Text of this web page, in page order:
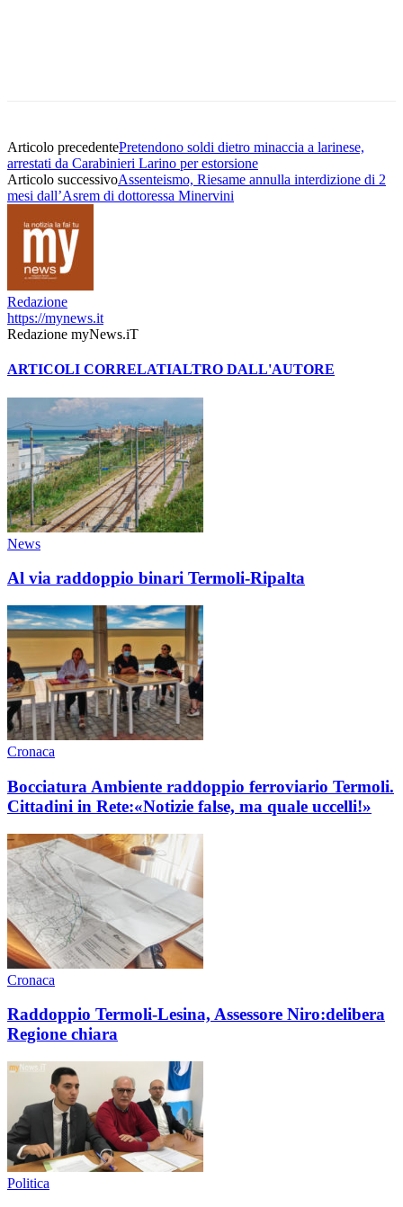
Articolo precedentePretendono soldi dietro minaccia a larinese,
arrestati da Carabinieri Larino per estorsione
Articolo successivoAssenteismo, Riesame annulla interdizione di 2
mesi dall’Asrem di dottoressa Minervini
Redazione
https://mynews.it
Redazione myNews.iT
ARTICOLI CORRELATIALTRO DALL'AUTORE
News
Al via raddoppio binari Termoli-Ripalta
Cronaca
Bocciatura Ambiente raddoppio ferroviario Termoli.
Cittadini in Rete:«Notizie false, ma quale uccelli!»
Cronaca
Raddoppio Termoli-Lesina, Assessore Niro:delibera
Regione chiara
Politica